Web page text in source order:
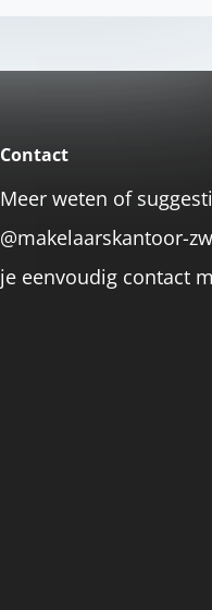
Contact
Meer weten of
@makelaarskantoor-
je eenvoudig contact